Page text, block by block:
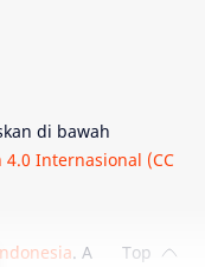
SpaceX
di bawah
Internasional (CC
. All rights